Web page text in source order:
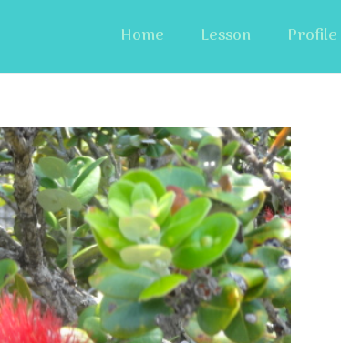
Home Lesson Profile